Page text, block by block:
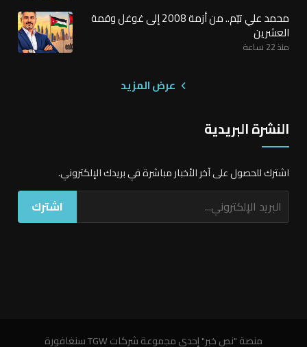
محمد علي تيّم.. من أزمة 2008 إلى غوغل وقمة
العشرين
منذ 22 ساعة
عرض المزيد
النشرة البريدية
اشترك للحصول على آخر الأخبار مباشرة في بريدك الإلكتروني.
اشترك
منصة "نص خبر" إحدى مجموعة شركات TGW سنغافورة